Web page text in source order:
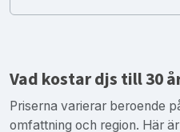
Vad kostar djs till 30
Priserna varierar beroende
omfattning och region. Här